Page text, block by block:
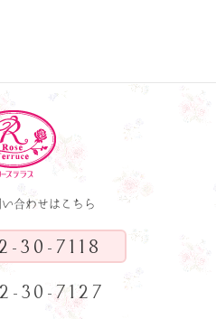
合わせはこちら
30-7118
30-7127